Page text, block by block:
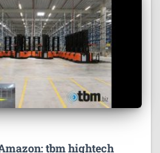
tbm hightech